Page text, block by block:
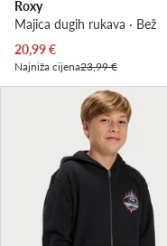
Roxy
Majica dugih rukava · Bež
Trenutna cijena
20,99€
Najniža cijena23,99 €